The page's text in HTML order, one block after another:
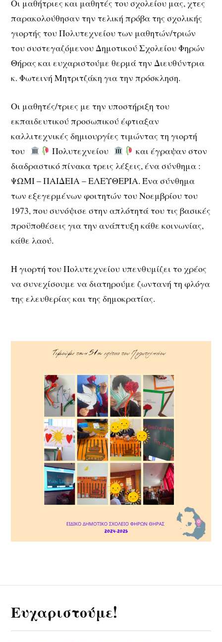
Οι μαθήτριες και μαθητές του σχολείου μας, χτες
παρακολούθησαν την τελική πρόβα της σχολικής
γιορτής του Πολυτεχνείου των μαθητών/τριών
του συστεγαζόμενου Δημοτικού Σχολείου Φηρών
Θήρας και ευχαριστούμε θερμά την Διευθύντρια
κ. Φωτεινή Μητριτζάκη για την πρόσκληση.
Οι μαθητές/τριες με την υποστήριξη του
εκπαιδευτικού προσωπικού έφτιαξαν
καλλιτεχνικές δημιουργίες τιμώντας τη γιορτή
του
Πολυτεχνείου
και έγραψαν στον
διαδραστικό πίνακα τρεις λέξεις, ένα σύνθημα :
ΨΩΜΙ – ΠΑΙΔΕΙΑ – ΕΛΕΥΘΕΡΙΑ. Ένα σύνθημα
των εξεγερμένων φοιτητών του Νοεμβρίου του
1973, που συνόψισε στην απλότητά του τις βασικές
προϋποθέσεις για την ανάπτυξη κάθε κοινωνίας,
κάθε λαού.
Η γιορτή του Πολυτεχνείου υπενθυμίζει το χρέος
να συνεχίσουμε να διατηρούμε ζωντανή τη φλόγα
της ελευθερίας και της δημοκρατίας.
Ευχαριστούμε!